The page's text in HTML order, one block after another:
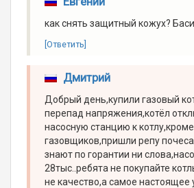
как снять защитный кожух?
[Ответить]
Дмитрий
Добрый день,купили газовый
перепад напряжения,котёл
насосную станцию к
газовщиков,пришли репу
знают по горантии ни
28тыс..ребята не покупайте
не качество,а самое